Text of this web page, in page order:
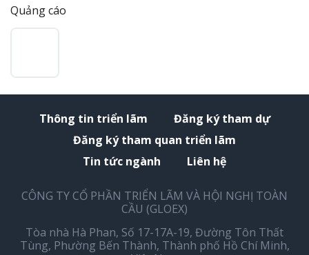
Quảng cáo
Thông tin triển lãm
Đăng ký tham dự
Đăng ký tham quan triển lãm
Tin tức ngành
Liên hệ
CÔNG TY CỔ PHẦN TRIỂN LÃM VÀ HỘI NGHỊ TOÀN
CẦU (GLOEX)
Tòa nhà Hà Phan, Số 17-17A-19, Đường Tôn Thất
Tùng, Phường Bến Thành, Thành phố Hồ Chí Minh,